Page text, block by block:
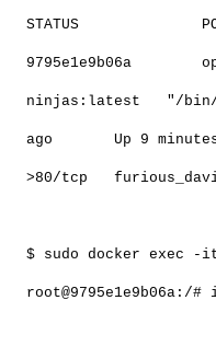
STATUS
9795e1e9b06a
ninjas:latest "/bin/
ago Up 9
>80/tcp
$ sudo docker exec -it
root@9795e1e9b06a:/